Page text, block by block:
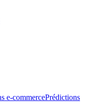
e-commercePrédictions